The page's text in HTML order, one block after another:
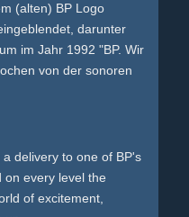
(alten) BP Logo
darunter
im Jahr 1992 "BP. Wir
von der sonoren
delivery to one of BP's
on every level the
of excitement,